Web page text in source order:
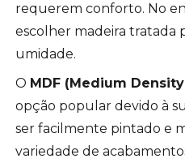
requerem conforto. No
escolher madeira tratada
umidade.
O MDF (Medium
opção popular devido à
ser facilmente pintado e
variedade de